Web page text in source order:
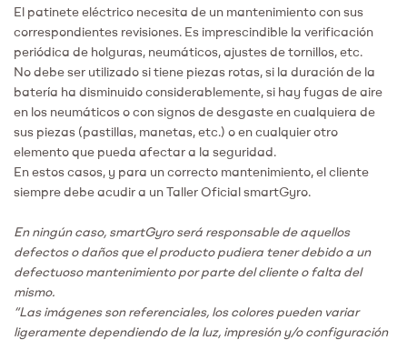
El patinete eléctrico necesita de un mantenimiento con sus
correspondientes revisiones. Es imprescindible la verificación
periódica de holguras, neumáticos, ajustes de tornillos, etc.
No debe ser utilizado si tiene piezas rotas, si la duración de la
batería ha disminuido considerablemente, si hay fugas de aire
en los neumáticos o con signos de desgaste en cualquiera de
sus piezas (pastillas, manetas, etc.) o en cualquier otro
elemento que pueda afectar a la seguridad.
En estos casos, y para un correcto mantenimiento, el cliente
siempre debe acudir a un Taller Oficial smartGyro.
En ningún caso, smartGyro será responsable de aquellos
defectos o daños que el producto pudiera tener debido a un
defectuoso mantenimiento por parte del cliente o falta del
mismo.
“Las imágenes son referenciales, los colores pueden variar
ligeramente dependiendo de la luz, impresión y/o configuración